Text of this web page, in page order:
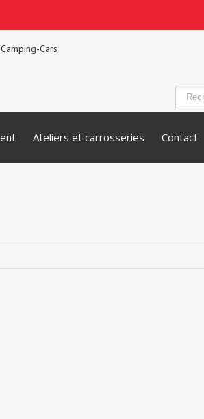
Ateliers et carrosseries Contact